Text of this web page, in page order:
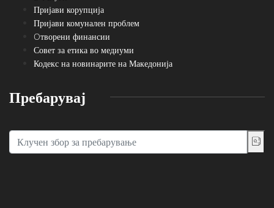
Пријави корупција
Пријави комунален проблем
Oтворени финансии
Совет за етика во медиуми
Кодекс на новинарите на Македонија
Пребарувај